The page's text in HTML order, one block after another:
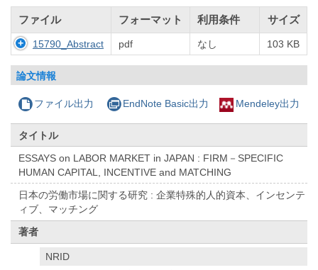
ファイル フォーマット 利用条件 サイズ
15790_Abstract pdf なし 103 KB
論文情報
ファイル出力 EndNote Basic出力 Mendeley出力
タイトル
ESSAYS on LABOR MARKET in JAPAN : FIRM－SPECIFIC
HUMAN CAPITAL, INCENTIVE and MATCHING
日本の労働市場に関する研究 : 企業特殊的人的資本、インセンテ
ィブ、マッチング
著者
NRID